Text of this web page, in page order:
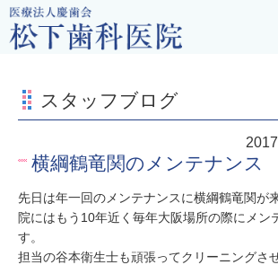
スタッフブログ
横綱鶴竜関のメンテナンス
先日は年一回のメンテナンスに横綱鶴竜関が
院にはもう10年近く毎年大阪場所の際にメン
す。
担当の谷本衛生士も頑張ってクリーニングさ